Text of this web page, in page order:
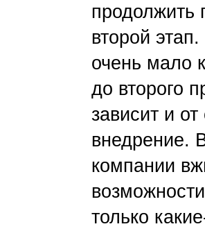
продолжить
второй
очень мало
до второго
зависит и
внедрение.
компании
только